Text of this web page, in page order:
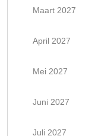
Maart 2027
April 2027
Mei 2027
Juni 2027
Juli 2027